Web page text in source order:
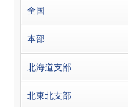
全国
本部
北海道支部
北東北支部